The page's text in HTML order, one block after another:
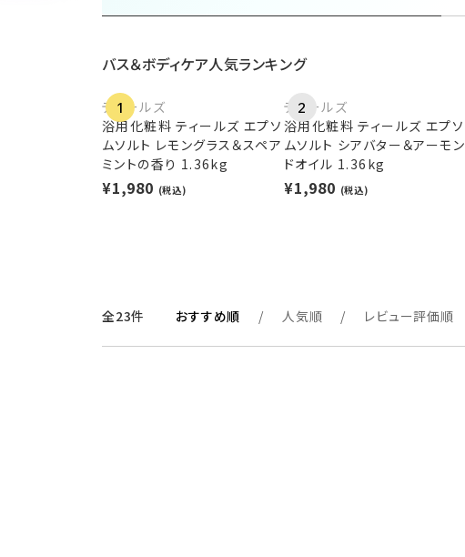
バス＆ボディケア人気ランキング
1
ティールズ
浴用化粧料 ティールズ エプソ
ムソルト レモングラス＆スペア
ミントの香り 1.36kg
¥1,980 (税込)
2
ティールズ
浴用化粧料 ティールズ エプソ
ムソルト シアバター＆アーモン
ドオイル 1.36kg
¥1,980 (税込)
全23件 おすすめ順 人気順 レビュー評価順